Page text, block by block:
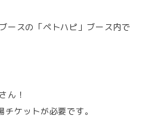
ースの「ペトハピ」ブース内で
ん！
ケットが必要です。